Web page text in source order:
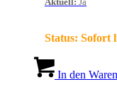
Status: Sofort
In den